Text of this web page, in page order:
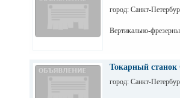
город: Санкт-
Вертикально-
Токарный
город: Санкт-